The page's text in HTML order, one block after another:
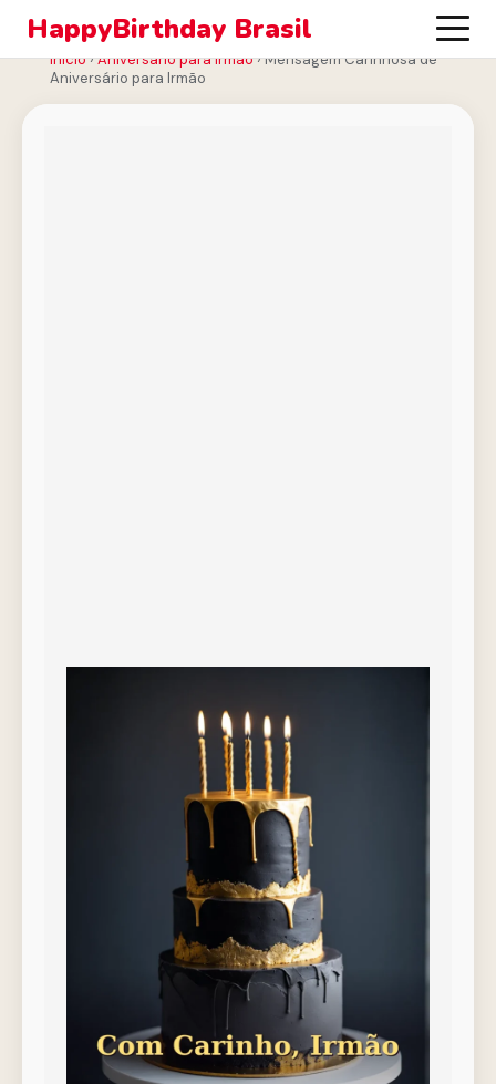
HappyBirthday Brasil
Início›Aniversário para Irmão›Mensagem Carinhosa de
Aniversário para Irmão